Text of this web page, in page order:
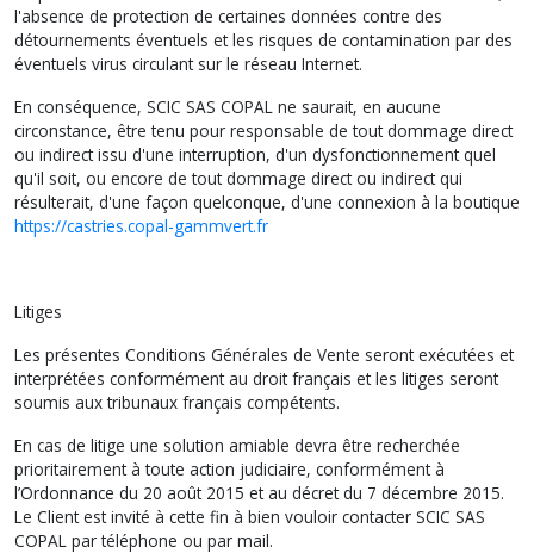
l'absence de protection de certaines données contre des
détournements éventuels et les risques de contamination par des
éventuels virus circulant sur le réseau Internet.
En conséquence, SCIC SAS COPAL ne saurait, en aucune
circonstance, être tenu pour responsable de tout dommage direct
ou indirect issu d'une interruption, d'un dysfonctionnement quel
qu'il soit, ou encore de tout dommage direct ou indirect qui
résulterait, d'une façon quelconque, d'une connexion à la boutique
https://castries.copal-gammvert.fr
Litiges
Les présentes Conditions Générales de Vente seront exécutées et
interprétées conformément au droit français et les litiges seront
soumis aux tribunaux français compétents.
En cas de litige une solution amiable devra être recherchée
prioritairement à toute action judiciaire, conformément à
l’Ordonnance du 20 août 2015 et au décret du 7 décembre 2015.
Le Client est invité à cette fin à bien vouloir contacter SCIC SAS
COPAL par téléphone ou par mail.